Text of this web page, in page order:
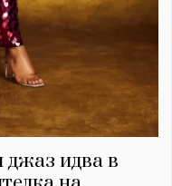
джаз идва в